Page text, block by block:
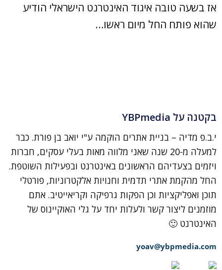
אז בשעה טובה איגוד האינטרנט הישראלי הודיע
שהוא פותח החל מיום ראשו…
בקטנה על YBPmedia
י.ב.פ מדיה – בניית אתרים הוקמה ע"י יואב בן פורת. כבר
למעלה מ-20 שנה שאני מלווה מאות בעלי עסקים, חברות
ויזמים בצעדיהם הראשונים באינטרנט ובפעילות השוטפת.
החל מהקמת אתרי תדמית וחנויות אלקטרוניות, פורטלי
תוכן ואפליקציות וכן הפקות גרפיקה וקריאייטיב. אתם
מוזמנים ליצור קשר ולעלות יחד על גלי האוקיינוס של
האינטרנט 🙂
yoav@ybpmedia.com